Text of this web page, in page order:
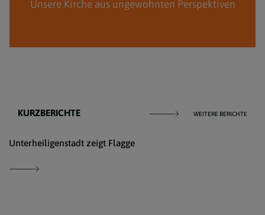
Unsere Kirche aus ungewohnten Perspektiven
KURZBERICHTE WEITERE BERICHTE
Unterheiligenstadt zeigt Flagge